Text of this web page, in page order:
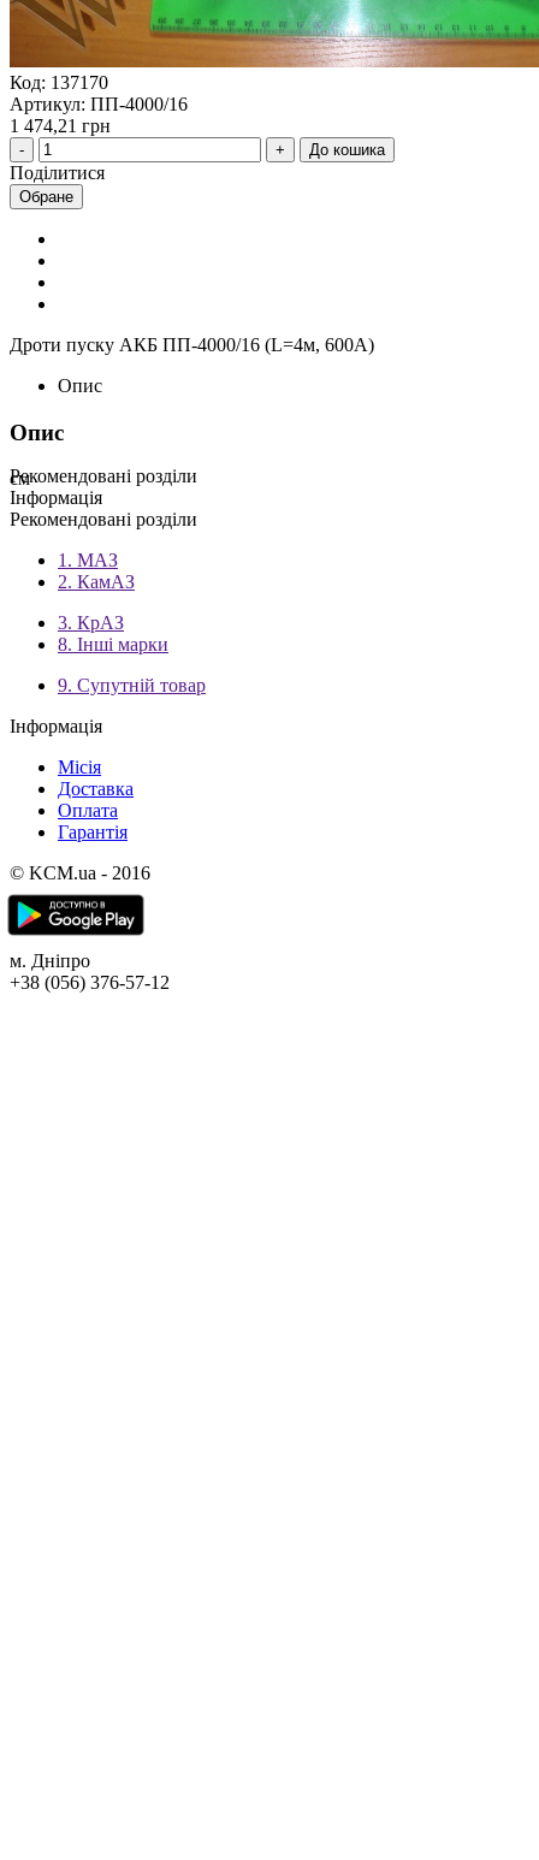
Код: 137170
Артикул: ПП-4000/16
1 474,21 грн
До кошика
Поділитися
Обране
Дроти пуску АКБ ПП-4000/16 (L=4м, 600А)
Опис
Опис
см
Рекомендовані розділи
Інформація
Рекомендовані розділи
1. МАЗ
2. КамАЗ
3. КрАЗ
8. Інші марки
9. Супутній товар
Інформація
Місія
Доставка
Оплата
Гарантія
© KCM.ua - 2016
м. Дніпро
+38 (056) 376-57-12